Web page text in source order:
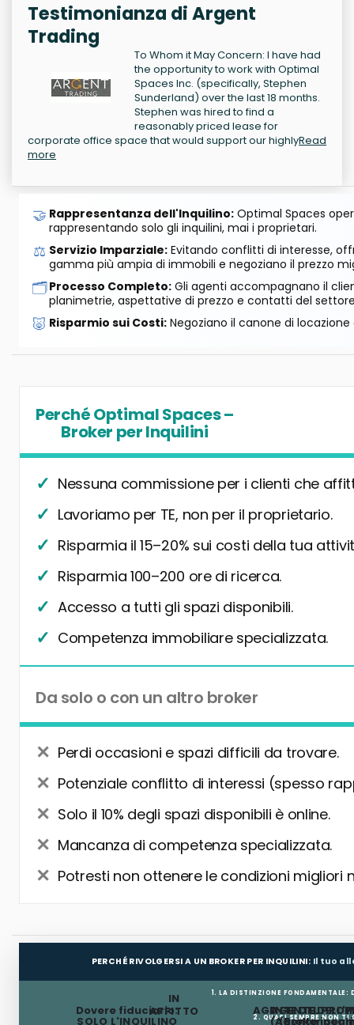
Testimonianza di Argent
Trading
To Whom it May Concern: I have had
the opportunity to work with Optimal
Spaces Inc. (specifically, Stephen
Sunderland) over the last 18 months.
Stephen was hired to find a
reasonably priced lease for
corporate office space that would support our highlyRead
more
🤝 Rappresentanza dell'Inquilino: Optimal Spaces
rappresentando solo gli inquilini, mai i proprietari.
⚖️ Servizio Imparziale: Evitando conflitti di interesse,
gamma più ampia di immobili e negoziano il prezzo
🗂️Processo Completo: Gli agenti accompagnano il
planimetrie, aspettative di prezzo e contatti del
🐷 Risparmio sui Costi: Negoziano il canone di
Perché Optimal Spaces –
Broker per Inquilini
Nessuna commissione per i clienti che
Lavoriamo per TE, non per il proprietario.
Risparmia il 15–20% sui costi della tua
Risparmia 100–200 ore di ricerca.
Accesso a tutti gli spazi disponibili.
Competenza immobiliare specializzata.
Da solo o con un altro broker
Perdi occasioni e spazi difficili da trovare.
Potenziale conflitto di interessi (spesso
Solo il 10% degli spazi disponibili è online.
Mancanza di competenza specializzata.
Potresti non ottenere le condizioni migliori
PERCHÉ RIVOLGERSI A UN BROKER PER INQUILINI: Il tuo
1. LA DISTINZIONE FONDAMENTALE:
AGENTE DEL
(Agente
IN
AFFITTO
AGENTE
(Broker per
Dovere fiduciario:
SOLO L'INQUILINO 2. QUASI SEMPRE NON TI